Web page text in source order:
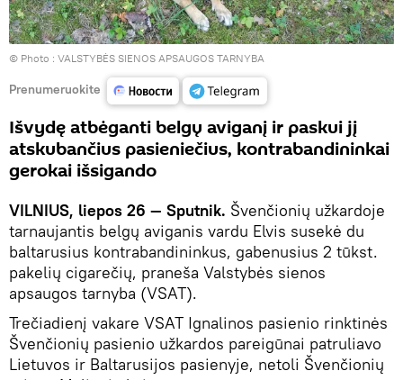
© Photo : VALSTYBĖS SIENOS APSAUGOS TARNYBA
Prenumeruokite
Išvydę atbėganti belgų aviganį ir paskui jį
atskubančius pasieniečius, kontrabandininkai
gerokai išsigando
VILNIUS, liepos 26 — Sputnik. Švenčionių užkardoje
tarnaujantis belgų aviganis vardu Elvis susekė du
baltarusius kontrabandininkus, gabenusius 2 tūkst.
pakelių cigarečių, praneša Valstybės sienos
apsaugos tarnyba (VSAT).
Trečiadienį vakare VSAT Ignalinos pasienio rinktinės
Švenčionių pasienio užkardos pareigūnai patruliavo
Lietuvos ir Baltarusijos pasienyje, netoli Švenčionių